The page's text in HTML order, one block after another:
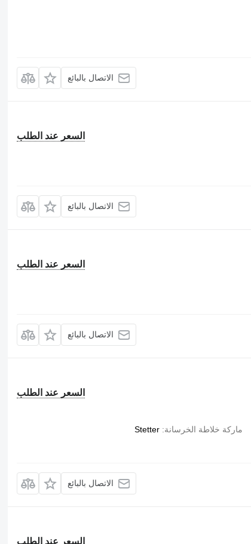
الاتصال بالبائع
السعر عند الطلب
الاتصال بالبائع
السعر عند الطلب
الاتصال بالبائع
السعر عند الطلب
ماركة خلاطة الخرسانة Stetter
الاتصال بالبائع
السعر عند الطلب